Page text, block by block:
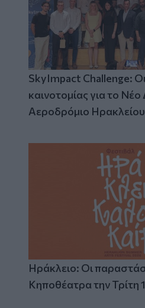
SkyImpact Challenge:
καινοτομίας για το Νέο
Αεροδρόμιο Ηρακλείου
Ηράκλειο: Οι
Κηποθέατρα την Τρίτη